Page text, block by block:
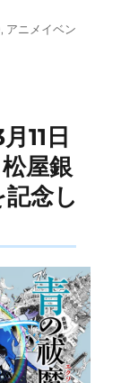
, アニメイベン
11日
屋銀
念し